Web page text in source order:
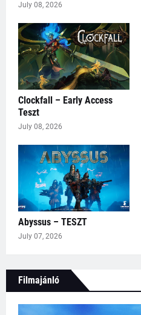
July 08, 2026
Clockfall – Early Access
Teszt
July 08, 2026
Abyssus – TESZT
July 07, 2026
Filmajánló